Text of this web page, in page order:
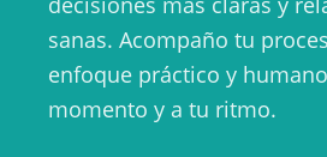
sanas. Acompaño tu
enfoque práctico y
momento y a tu ritmo.